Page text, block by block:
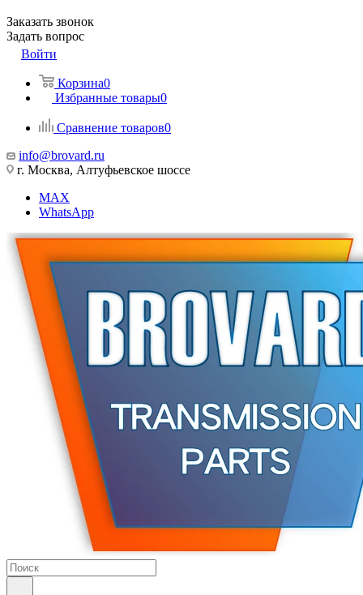
Заказать звонок
Задать вопрос
Войти
Корзина0
Избранные товары0
Сравнение товаров0
info@brovard.ru
г. Москва, Алтуфьевское шоссе
MAX
WhatsApp